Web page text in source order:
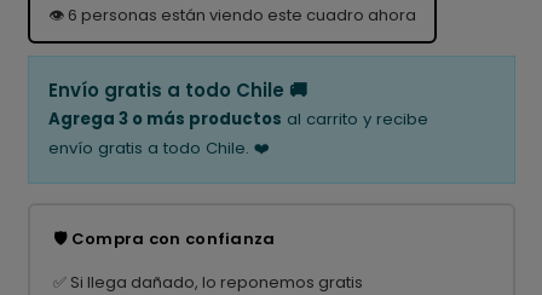
👁️ 6 personas están viendo este cuadro ahora
Envío gratis a todo Chile 🚚
Agrega 3 o más productos al carrito y recibe
envío gratis a todo Chile. ❤️
🛡️ Compra con confianza
✅ Si llega dañado, lo reponemos gratis